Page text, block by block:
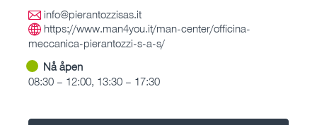
info@pierantozzisas.it
https://www.man4you.it/man-center/officina-
meccanica-pierantozzi-s-a-s/
Nå åpen
08:30 – 12:00, 13:30 – 17:30